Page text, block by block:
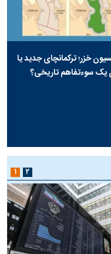
خزر؛ ترکمانچای جدید یا
یک سوءتفاهم تاریخی؟
۱ ۲